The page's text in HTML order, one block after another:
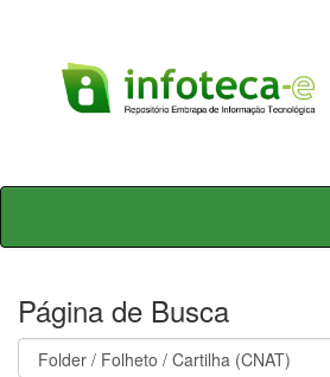
Skip
Página de Busca